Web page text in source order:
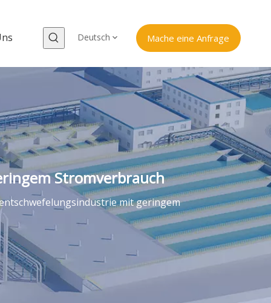
Deutsch Mache eine Anfrage
Stromverbrauch
mit geringem